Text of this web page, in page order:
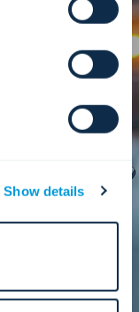
Show details
som